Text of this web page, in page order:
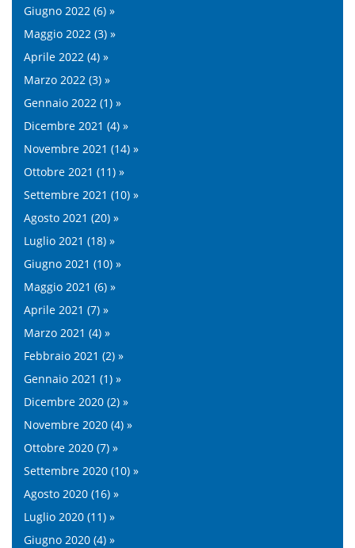
Giugno 2022 (6) »
Maggio 2022 (3) »
Aprile 2022 (4) »
Marzo 2022 (3) »
Gennaio 2022 (1) »
Dicembre 2021 (4) »
Novembre 2021 (14) »
Ottobre 2021 (11) »
Settembre 2021 (10) »
Agosto 2021 (20) »
Luglio 2021 (18) »
Giugno 2021 (10) »
Maggio 2021 (6) »
Aprile 2021 (7) »
Marzo 2021 (4) »
Febbraio 2021 (2) »
Gennaio 2021 (1) »
Dicembre 2020 (2) »
Novembre 2020 (4) »
Ottobre 2020 (7) »
Settembre 2020 (10) »
Agosto 2020 (16) »
Luglio 2020 (11) »
Giugno 2020 (4) »